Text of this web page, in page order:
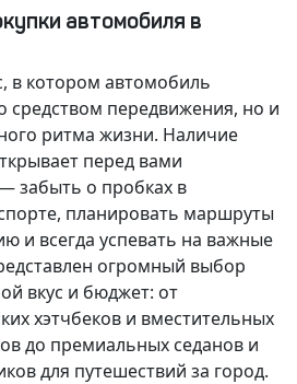
автомобиля в
в котором автомобиль
средством передвижения, но и
ритма жизни. Наличие
перед вами
забыть о пробках в
планировать маршруты
и всегда успевать на важные
огромный выбор
вкус и бюджет: от
хэтчбеков и вместительных
до премиальных седанов и
для путешествий за город.